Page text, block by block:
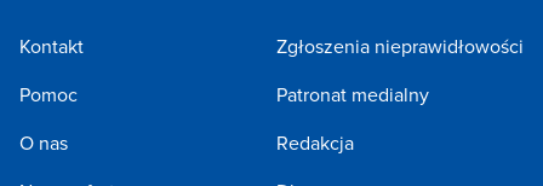
Kontakt
Pomoc
O nas
Zgłoszenia nieprawidłowości
Patronat medialny
Redakcja